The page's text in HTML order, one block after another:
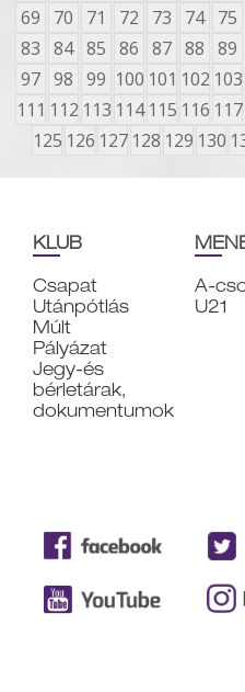
69
70 71 72 73 74 75
83 84 85 86 87 88 89
97 98 99 100 101 102 103
111 112 113 114 115 116 117
125 126 127 128 129 130
KLUB
Csapat
Utánpótlás
Múlt
Pályázat
Jegy-és
bérletárak,
dokumentumok
A-
U21